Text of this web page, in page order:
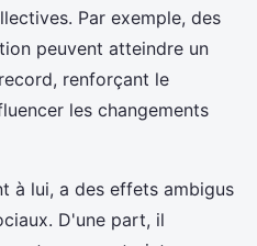
Par exemple, des
peuvent atteindre un
renforçant le
les changements
à lui, a des effets ambigus
D'une part, il